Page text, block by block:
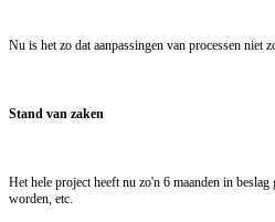
Nu is het zo dat aanpassingen van processen
Stand van zaken
Het hele project heeft nu zo'n 6 maanden in
worden, etc.